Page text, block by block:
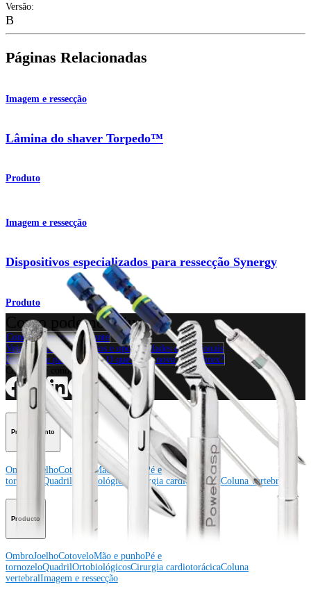
Versão:
B
Páginas Relacionadas
Imagem e ressecção
Lâmina do shaver Torpedo™
Produto
Imagem e ressecção
Dispositivos especializados para ressecção Synergy
Produto
Como podemos ajudar?
Contacte um representante
Veja eventos, laboratórios e oportunidades educacionais
Inscreva-se para receber: O que há de novo na Arthrex?
Conecte-se conosco
Procedimento
Ombro JoelhoCotovelo Mão e punho
Pé e
tornozelo
Quadril Ortobiológicos Cirurgia cardiotorácica Coluna vertebral
Producto
OmbroJoelhoCotoveloMão e punhoPé e
tornozeloQuadrilOrtobiológicosCirurgia cardiotorácicaColuna
vertebralImagem e ressecção